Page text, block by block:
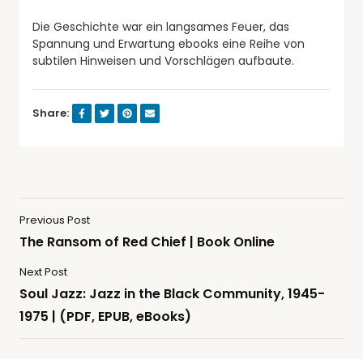
Die Geschichte war ein langsames Feuer, das
Spannung und Erwartung ebooks eine Reihe von
subtilen Hinweisen und Vorschlägen aufbaute.
Share:
Previous Post
The Ransom of Red Chief | Book Online
Next Post
Soul Jazz: Jazz in the Black Community, 1945-
1975 | (PDF, EPUB, eBooks)